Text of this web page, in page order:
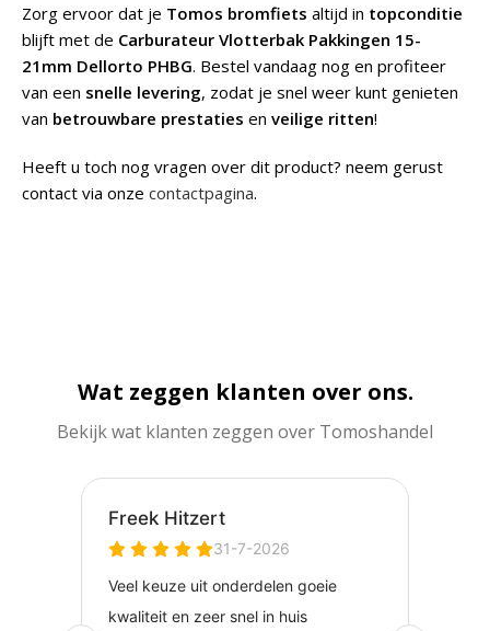
Zorg ervoor dat je Tomos bromfiets altijd in topconditie
blijft met de Carburateur Vlotterbak Pakkingen 15-
21mm Dellorto PHBG. Bestel vandaag nog en profiteer
van een snelle levering, zodat je snel weer kunt genieten
van betrouwbare prestaties en veilige ritten!
Heeft u toch nog vragen over dit product? neem gerust
contact via onze contactpagina.
Wat zeggen klanten over ons.
Bekijk wat klanten zeggen over Tomoshandel